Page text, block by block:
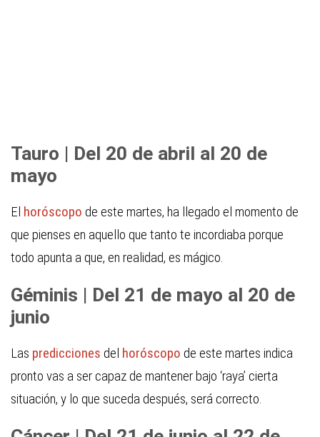
Tauro | Del 20 de abril al 20 de
mayo
El horóscopo de este martes, ha llegado el momento de
que pienses en aquello que tanto te incordiaba porque
todo apunta a que, en realidad, es mágico.
Géminis | Del 21 de mayo al 20 de
junio
Las predicciones del horóscopo de este martes indica
pronto vas a ser capaz de mantener bajo ‘raya’ cierta
situación, y lo que suceda después, será correcto.